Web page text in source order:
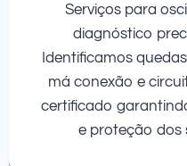
Serviços para
diagnóstico
Identificamos
má conexão e
certificado
e proteção dos